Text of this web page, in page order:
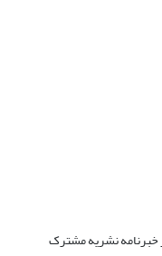
خبرنامه نشریه مشترک